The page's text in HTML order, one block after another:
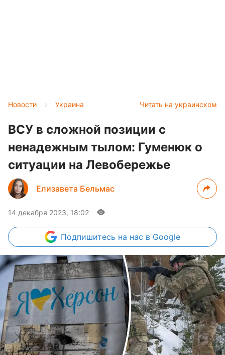
Читать на украинском
Новости › Украина
ВСУ в сложной позиции с
ненадежным тылом: Гуменюк о
ситуации на Левобережье
Елизавета Бельмас
14 декабря 2023, 18:02
Подпишитесь на нас в Google